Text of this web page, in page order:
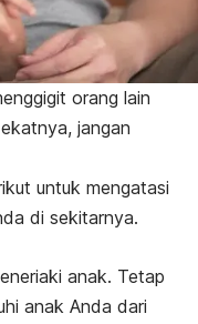
orang lain
jangan
untuk mengatasi
di sekitarnya.
anak. Tetap
anak Anda dari